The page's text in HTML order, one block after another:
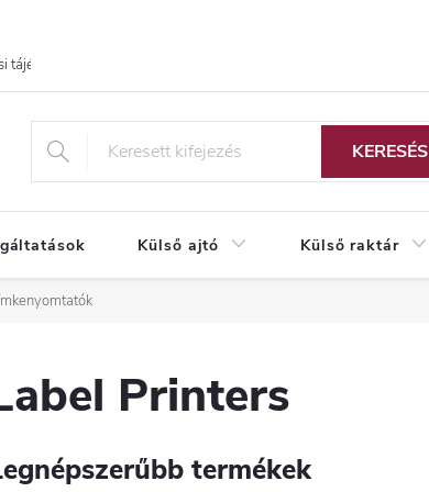
tájékoztató
KERESÉS
Külső ajtó Külső raktár
Printers
termékek